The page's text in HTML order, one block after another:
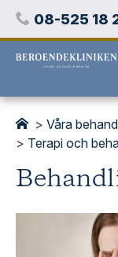
Hoppa
innehåll
Telefon
08-525 18
Stockholms
> Våra
> Terapi och